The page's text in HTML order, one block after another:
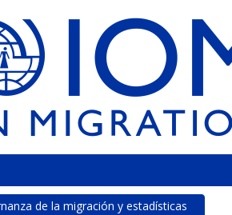
de la migración y estadísticas